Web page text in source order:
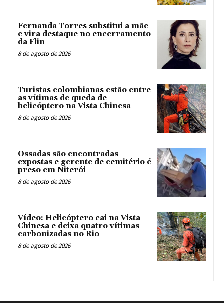
Fernanda Torres substitui a mãe
e vira destaque no encerramento
da Flin
8 de agosto de 2026
Turistas colombianas estão entre
as vítimas de queda de
helicóptero na Vista Chinesa
8 de agosto de 2026
Ossadas são encontradas
expostas e gerente de cemitério é
preso em Niterói
8 de agosto de 2026
Vídeo: Helicóptero cai na Vista
Chinesa e deixa quatro vítimas
carbonizadas no Rio
8 de agosto de 2026